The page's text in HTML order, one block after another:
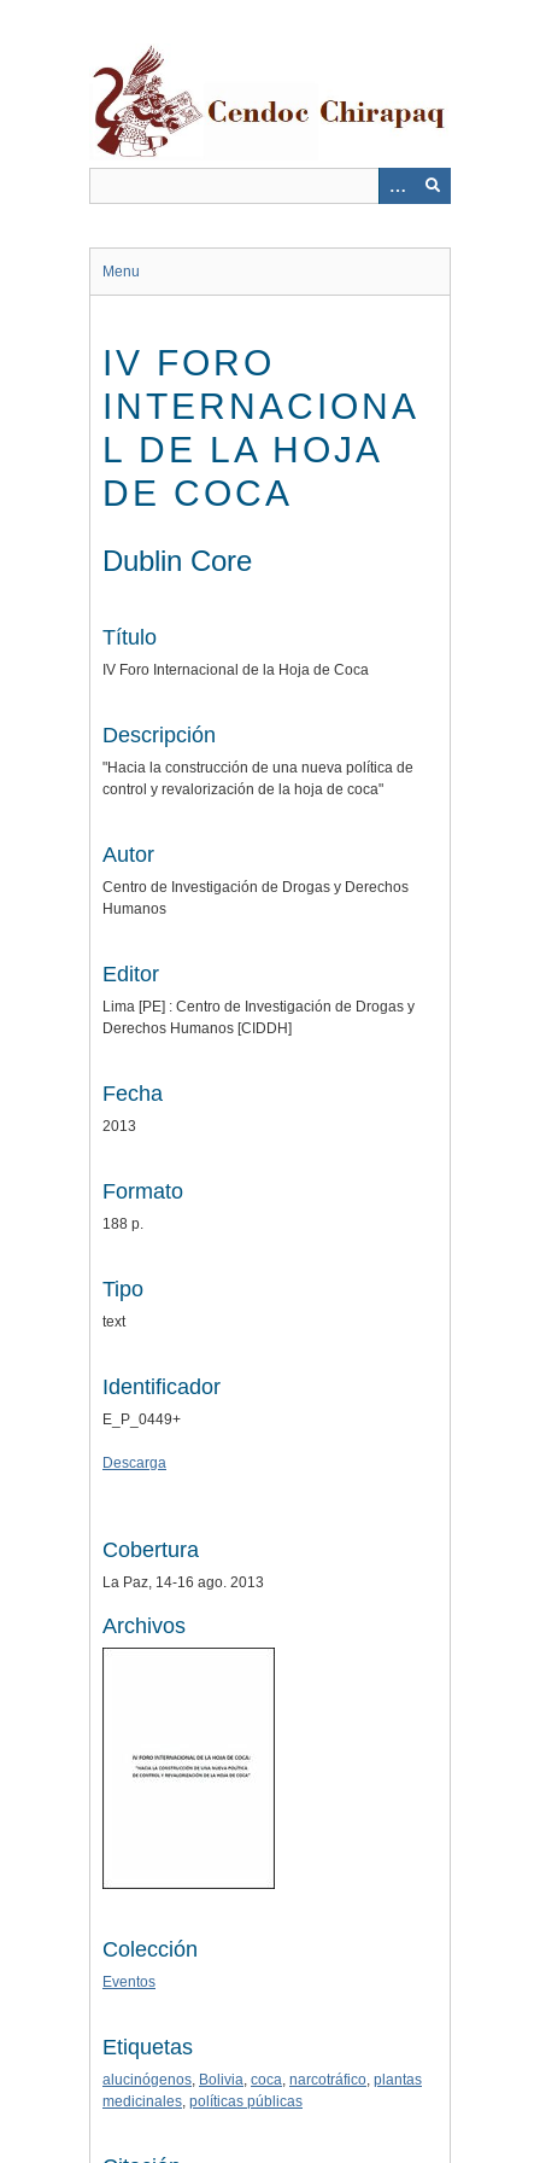
Menu
IV FORO
INTERNACIONA
L DE LA HOJA
DE COCA
Dublin Core
Título
IV Foro Internacional de la Hoja de Coca
Descripción
"Hacia la construcción de una nueva política de
control y revalorización de la hoja de coca"
Autor
Centro de Investigación de Drogas y Derechos
Humanos
Editor
Lima [PE] : Centro de Investigación de Drogas y
Derechos Humanos [CIDDH]
Fecha
2013
Formato
188 p.
Tipo
text
Identificador
E_P_0449+
Descarga
Cobertura
La Paz, 14-16 ago. 2013
Archivos
Colección
Eventos
Etiquetas
alucinógenos, Bolivia, coca, narcotráfico, plantas
medicinales, políticas públicas